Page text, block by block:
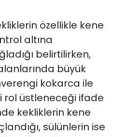
özellikle kene
altına
belirtilirken,
büyük
kokarca ile
üstleneceği ifade
kekliklerin kene
sülünlerin ise